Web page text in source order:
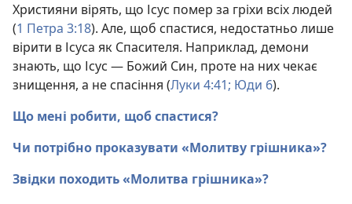
Християни вірять, що Ісус помер за гріхи всіх людей
(1 Петра 3:18). Але, щоб спастися, недостатньо лише
вірити в Ісуса як Спасителя. Наприклад, демони
знають, що Ісус — Божий Син, проте на них чекає
знищення, а не спасіння (Луки 4:41; Юди 6).
Що мені робити, щоб спастися?
Чи потрібно проказувати «Молитву грішника»?
Звідки походить «Молитва грішника»?